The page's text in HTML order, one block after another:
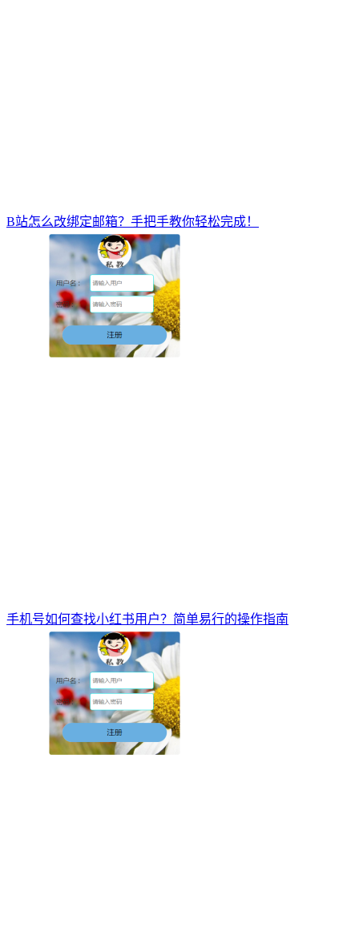
B站怎么改绑定邮箱？手把手教你轻松完成！
手机号如何查找小红书用户？简单易行的操作指南